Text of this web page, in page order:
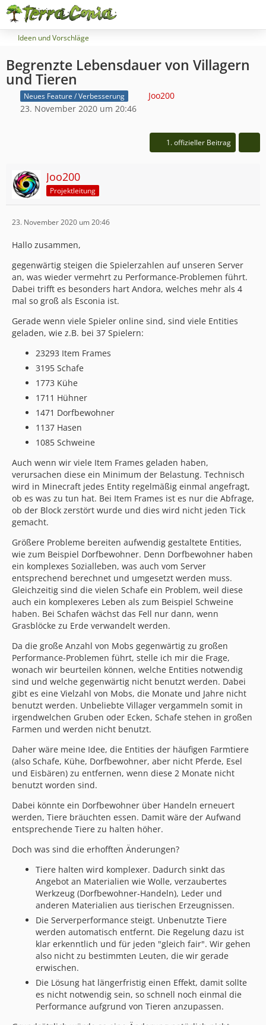
Ideen und Vorschläge
Begrenzte Lebensdauer von Villagern
und Tieren
Neues Feature / Verbesserung
Joo200
23. November 2020 um 20:46
1. offizieller Beitrag
Joo200
Projektleitung
23. November 2020 um 20:46
Hallo zusammen,
gegenwärtig steigen die Spielerzahlen auf unseren Server
an, was wieder vermehrt zu Performance-Problemen führt.
Dabei trifft es besonders hart Andora, welches mehr als 4
mal so groß als Esconia ist.
Gerade wenn viele Spieler online sind, sind viele Entities
geladen, wie z.B. bei 37 Spielern:
23293 Item Frames
3195 Schafe
1773 Kühe
1711 Hühner
1471 Dorfbewohner
1137 Hasen
1085 Schweine
Auch wenn wir viele Item Frames geladen haben,
verursachen diese ein Minimum der Belastung. Technisch
wird in Minecraft jedes Entity regelmäßig einmal angefragt,
ob es was zu tun hat. Bei Item Frames ist es nur die Abfrage,
ob der Block zerstört wurde und dies wird nicht jeden Tick
gemacht.
Größere Probleme bereiten aufwendig gestaltete Entities,
wie zum Beispiel Dorfbewohner. Denn Dorfbewohner haben
ein komplexes Sozialleben, was auch vom Server
entsprechend berechnet und umgesetzt werden muss.
Gleichzeitig sind die vielen Schafe ein Problem, weil diese
auch ein komplexeres Leben als zum Beispiel Schweine
haben. Bei Schafen wächst das Fell nur dann, wenn
Grasblöcke zu Erde verwandelt werden.
Da die große Anzahl von Mobs gegenwärtig zu großen
Performance-Problemen führt, stelle ich mir die Frage,
wonach wir beurteilen können, welche Entities notwendig
sind und welche gegenwärtig nicht benutzt werden. Dabei
gibt es eine Vielzahl von Mobs, die Monate und Jahre nicht
benutzt werden. Unbeliebte Villager vergammeln somit in
irgendwelchen Gruben oder Ecken, Schafe stehen in großen
Farmen und werden nicht benutzt.
Daher wäre meine Idee, die Entities der häufigen Farmtiere
(also Schafe, Kühe, Dorfbewohner, aber nicht Pferde, Esel
und Eisbären) zu entfernen, wenn diese 2 Monate nicht
benutzt worden sind.
Dabei könnte ein Dorfbewohner über Handeln erneuert
werden, Tiere bräuchten essen. Damit wäre der Aufwand
entsprechende Tiere zu halten höher.
Doch was sind die erhofften Änderungen?
Tiere halten wird komplexer. Dadurch sinkt das
Angebot an Materialien wie Wolle, verzaubertes
Werkzeug (Dorfbewohner-Handeln), Leder und
anderen Materialien aus tierischen Erzeugnissen.
Die Serverperformance steigt. Unbenutzte Tiere
werden automatisch entfernt. Die Regelung dazu ist
klar erkenntlich und für jeden "gleich fair". Wir gehen
also nicht zu bestimmten Leuten, die wir gerade
erwischen.
Die Lösung hat längerfristig einen Effekt, damit sollte
es nicht notwendig sein, so schnell noch einmal die
Performance aufgrund von Tieren anzupassen.